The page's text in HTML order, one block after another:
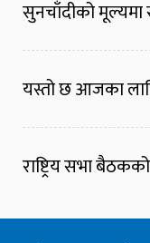
सुनचाँदीको मूल्यमा
यस्तो छ आजका
राष्ट्रिय सभा